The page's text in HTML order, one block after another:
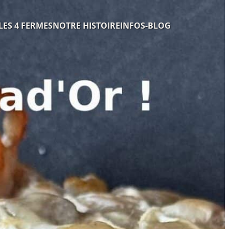
4 FERMESNOTRE HISTOIREINFOS-BLOG